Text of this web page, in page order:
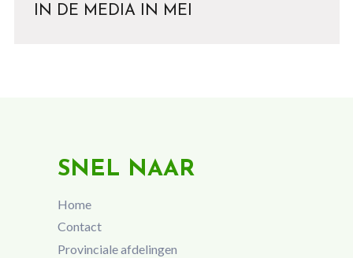
IN DE MEDIA IN MEI
SNEL NAAR
Home
Contact
Provinciale afdelingen